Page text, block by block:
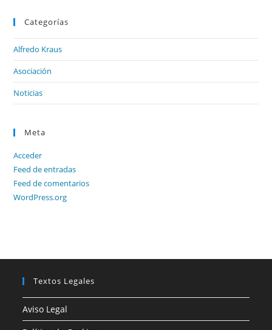
Categorías
Alfredo Kraus
Asociación
Noticias
Meta
Acceder
Feed de entradas
Feed de comentarios
WordPress.org
Textos Legales
Aviso Legal